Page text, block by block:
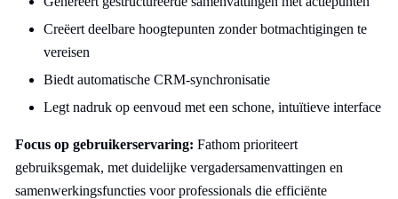
Creëert deelbare hoogtepunten zonder botmachtigingen te
vereisen
Biedt automatische CRM-synchronisatie
Legt nadruk op eenvoud met een schone, intuïtieve interface
Focus op gebruikerservaring: Fathom prioriteert
gebruiksgemak, met duidelijke vergadersamenvattingen en
samenwerkingsfuncties voor professionals die efficiënte